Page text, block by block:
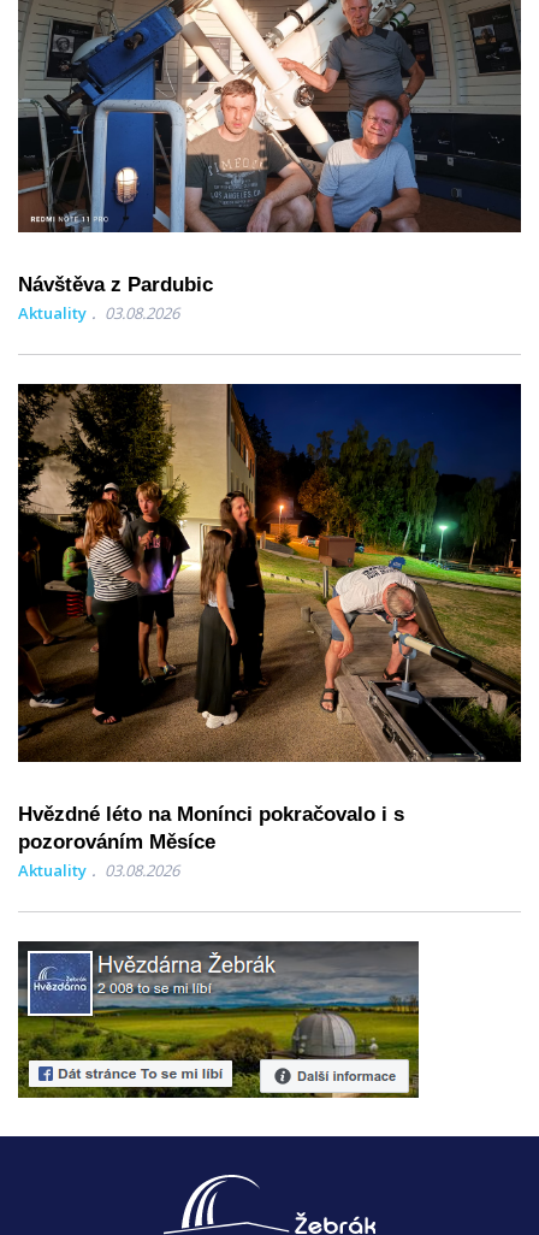
Návštěva z Pardubic
Aktuality 03.08.2026
Hvězdné léto na Monínci pokračovalo i s
pozorováním Měsíce
Aktuality 03.08.2026